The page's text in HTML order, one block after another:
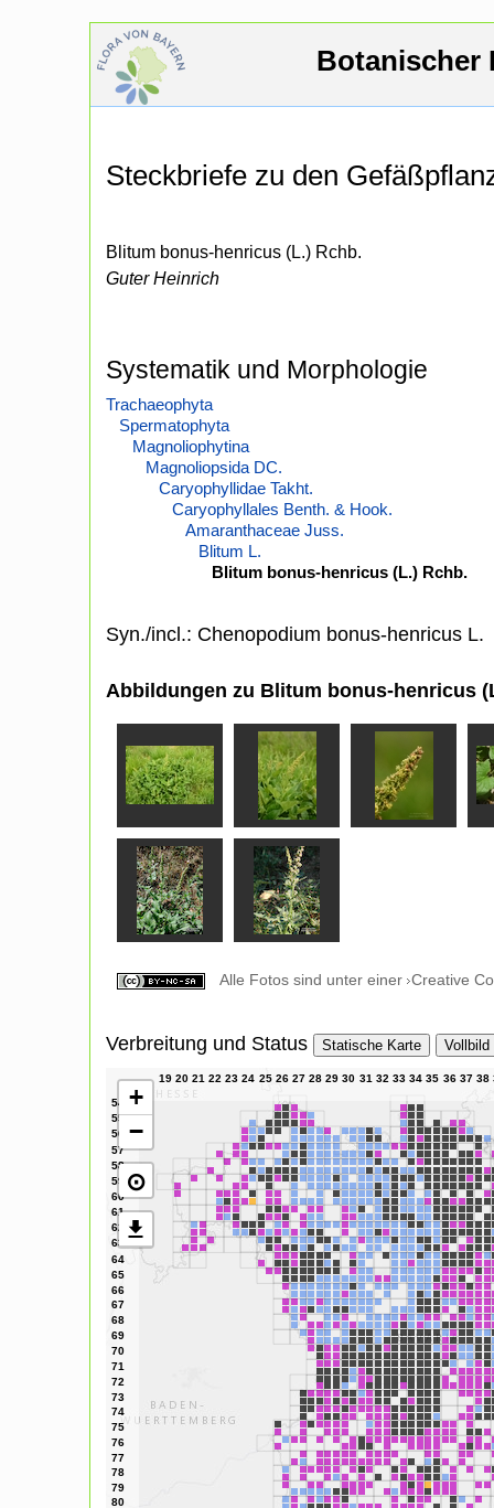
Botanischer
Steckbriefe zu den
Blitum bonus-henricus (L.) Rchb.
Guter Heinrich
Systematik und Morphologie
Trachaeophyta
Spermatophyta
Magnoliophytina
Magnoliopsida DC.
Caryophyllidae Takht.
Caryophyllales Benth. & Hook.
Amaranthaceae Juss.
Blitum L.
Blitum bonus-henricus (L.) Rchb.
Syn./incl.: Chenopodium bonus-henricus L.
Abbildungen zu Blitum bonus-henricus
Alle Fotos sind unter einer Creative
Verbreitung und Status Statische Karte Vollbild
+
−
⊙